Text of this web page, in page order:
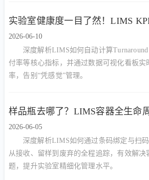
实验室健康度一目了然！LIMS
2026-06-10
深度解析LIMS如何自动计算
付率等核心指标，并通过数据可视化看板实
率，告别“凭感觉”管理。
样品瓶去哪了？LIMS容器全生命
2026-06-05
深度解析LIMS如何通过条码绑定与扫
从接收、留样到废弃的全程追踪，有效解决
题，提升实验室精细化管理水平。